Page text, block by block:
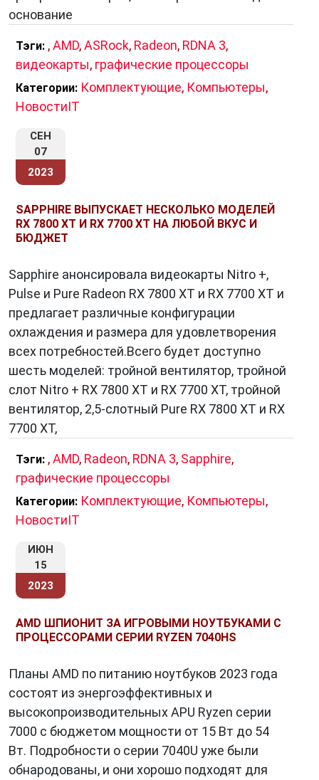
разработчикам создавать игры, которые
IV. Применение в профессиональной
графике
Однако
игровой индустрией. Ее мощность и
возможности также находят широкое
таких как компьютерная графика,
видеомонтаж и 3D-моделирование.
трассировки лучей делают RDNA 3
незаменимым инструментом для
профессионалов, работающих с графикой.
Заключение
RDNA 3открывает новую эру в мире
компьютерной графики. Ее технологические
нововведения позволяют достичь
визуальных эффектов как в играх, так и в
профессиональных приложениях. С
появлением RDNA 3 перед нами открываются
неограниченные возможности для создания
захватывающих и реалистичных визуальных
миров.
основание
Тэги: ,AMD,ASRock, Radeon, RDNA 3,
видеокарты, графические процессоры
Категории: Комплектующие, Компьютеры,
НовостиIT
СЕН
07
2023
SAPPHIRE ВЫПУСКАЕТ НЕСКОЛЬКО МОДЕЛЕЙ
RX 7800 XT И RX 7700 XT НА ЛЮБОЙ ВКУС И
БЮДЖЕТ
Sapphire анонсировала видеокарты Nitro +,
Pulse и Pure Radeon RX 7800 XT и RX 7700 XT и
предлагает различные конфигурации
охлаждения и размера для удовлетворения
всех потребностей.Всего будет доступно
шесть моделей: тройной вентилятор, тройной
слот Nitro + RX 7800 XT и RX 7700 XT, тройной
вентилятор, 2,5-слотный Pure RX 7800 XT и RX
7700 XT,
Тэги: ,AMD, Radeon, RDNA 3, Sapphire,
графические процессоры
Категории: Комплектующие, Компьютеры,
НовостиIT
ИЮН
15
2023
AMD ШПИОНИТ ЗА ИГРОВЫМИ НОУТБУКАМИ С
ПРОЦЕССОРАМИ СЕРИИ RYZEN 7040HS
Планы AMD по питанию ноутбуков 2023 года
состоят из энергоэффективных и
высокопроизводительных APU Ryzen серии
7000 с бюджетом мощности от 15 Вт до 54
Вт. Подробности о серии 7040U уже были
обнародованы, и они хорошо подходят для